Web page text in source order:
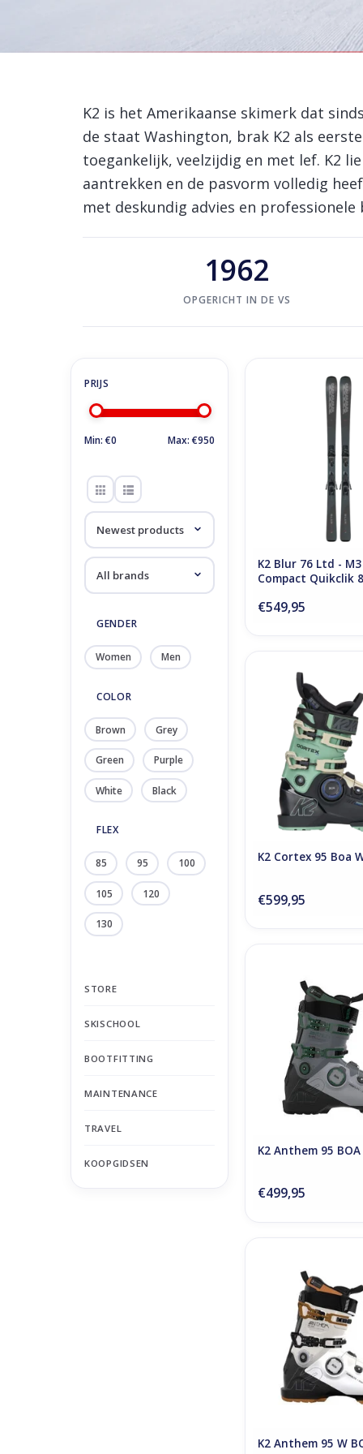
K2 ski's en
K2 is het Amerikaanse skimerk dat
de staat Washington, brak K2 als
toegankelijk, veelzijdig en met lef. K2
aantrekken en de pasvorm volledig
met deskundig advies en
1962
OPGERICHT IN DE VS
Min: €0 Max: €950
GENDER
Women Men
COLOR
Brown Grey
Green Purple
White Black
FLEX
85 95 100
105 120
130
STORE
SKISCHOOL
BOOTFITTING
MAINTENANCE
TRAVEL
KOOPGIDSEN
K2 Blur 76 Ltd - M3
Quikclik 85
ADD TO
K2 Blur 76 Ltd -
Compact Quikclik
€549,95
K2 Cortex 95
ADD TO
K2 Cortex 95 Boa
€599,95
ADD TO
K2 Anthem 95 BOA
€499,95
ADD TO
K2 Anthem 95 W